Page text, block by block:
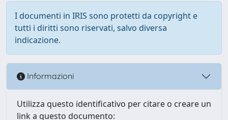
I documenti in IRIS sono protetti da copyright e
tutti i diritti sono riservati, salvo diversa
indicazione.
Informazioni
Utilizza questo identificativo per citare o creare un
link a questo documento: